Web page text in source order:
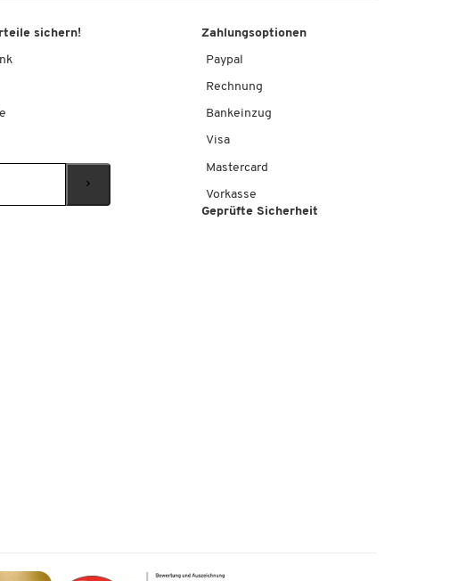
sichern! Zahlungsoptionen
Paypal
Rechnung
Bankeinzug
Visa
Mastercard
Vorkasse
Geprüfte Sicherheit